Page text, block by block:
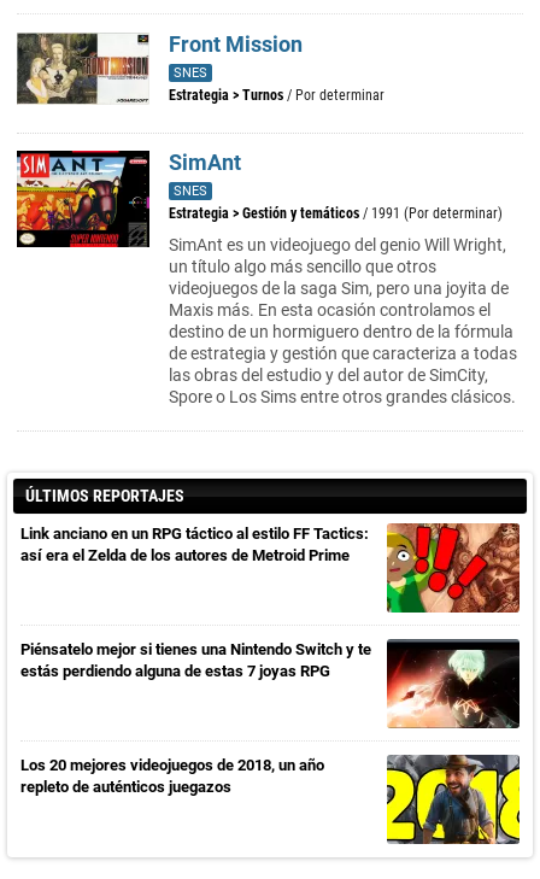
Front Mission
SNES
Estrategia > Turnos / Por determinar
SimAnt
SNES
Estrategia > Gestión y temáticos / 1991 (Por determinar)
SimAnt es un videojuego del genio Will Wright,
un título algo más sencillo que otros
videojuegos de la saga Sim, pero una joyita de
Maxis más. En esta ocasión controlamos el
destino de un hormiguero dentro de la fórmula
de estrategia y gestión que caracteriza a todas
las obras del estudio y del autor de SimCity,
Spore o Los Sims entre otros grandes clásicos.
ÚLTIMOS REPORTAJES
Link anciano en un RPG táctico al estilo FF Tactics:
así era el Zelda de los autores de Metroid Prime
Piénsatelo mejor si tienes una Nintendo Switch y te
estás perdiendo alguna de estas 7 joyas RPG
Los 20 mejores videojuegos de 2018, un año
repleto de auténticos juegazos